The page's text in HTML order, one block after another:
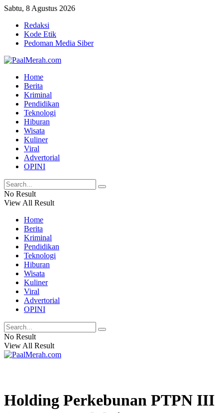
Sabtu, 8 Agustus 2026
Redaksi
Kode Etik
Pedoman Media Siber
Home
Berita
Kriminal
Pendidikan
Teknologi
Hiburan
Wisata
Kuliner
Viral
Advertorial
OPINI
No Result
View All Result
Home
Berita
Kriminal
Pendidikan
Teknologi
Hiburan
Wisata
Kuliner
Viral
Advertorial
OPINI
No Result
View All Result
Holding Perkebunan PTPN III